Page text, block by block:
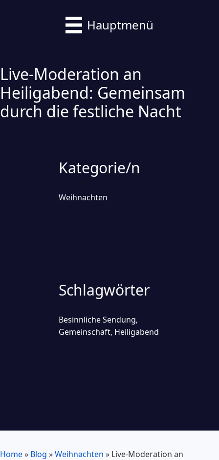
Hauptmenü
Live-Moderation an
Heiligabend: Gemeinsam
durch die festliche Nacht
Kategorie/n
Weihnachten
Schlagwörter
Besinnliche Sendung,
Gemeinschaft, Heiligabend
Home» Blog »Weihnachten » Live-Moderation an